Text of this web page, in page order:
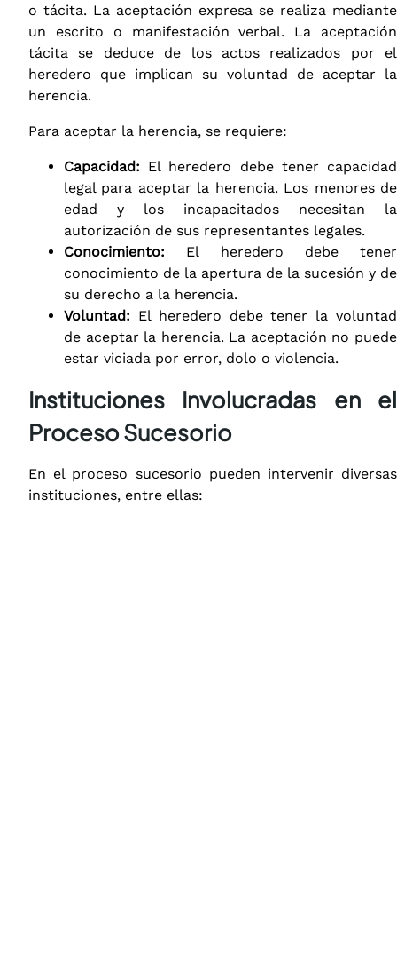
o tácita. La aceptación expresa se realiza mediante
un escrito o manifestación verbal. La aceptación
tácita se deduce de los actos realizados por el
heredero que implican su voluntad de aceptar la
herencia.
Para aceptar la herencia, se requiere:
Capacidad: El heredero debe tener capacidad
legal para aceptar la herencia. Los menores de
edad y los incapacitados necesitan la
autorización de sus representantes legales.
Conocimiento: El heredero debe tener
conocimiento de la apertura de la sucesión y de
su derecho a la herencia.
Voluntad: El heredero debe tener la voluntad
de aceptar la herencia. La aceptación no puede
estar viciada por error, dolo o violencia.
Instituciones Involucradas en el
Proceso Sucesorio
En el proceso sucesorio pueden intervenir diversas
instituciones, entre ellas: